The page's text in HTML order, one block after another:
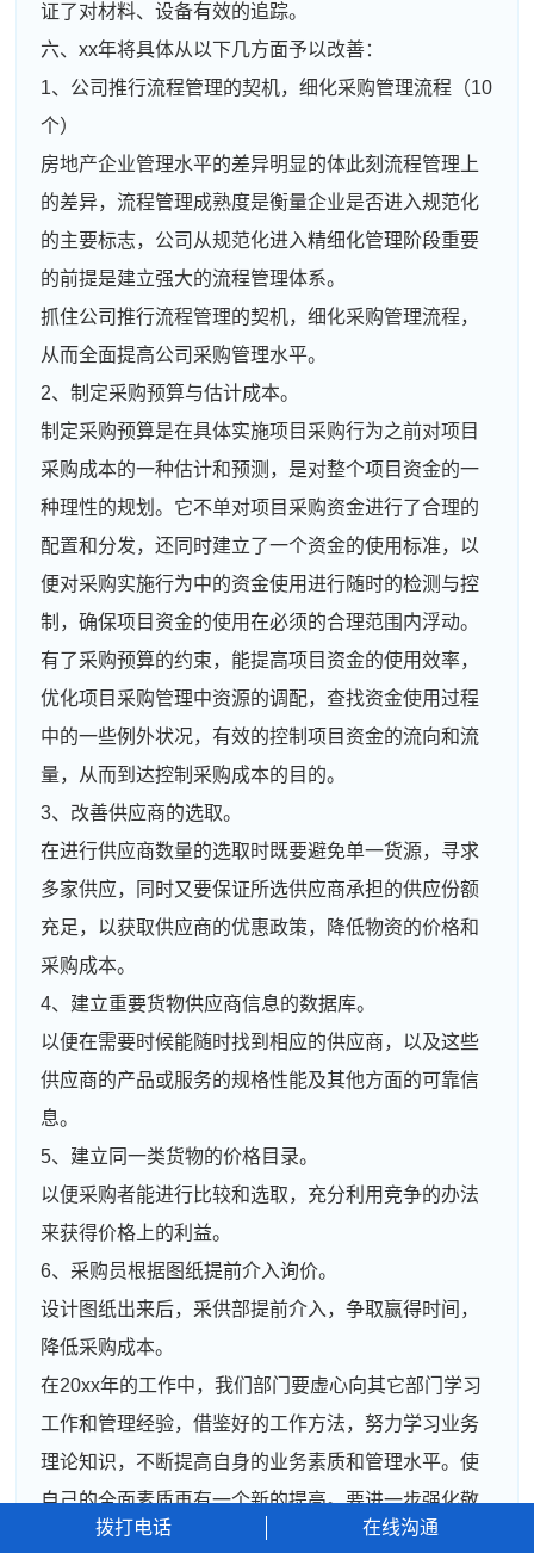
证了对材料、设备有效的追踪。
六、xx年将具体从以下几方面予以改善：
1、公司推行流程管理的契机，细化采购管理流程（10
个）
房地产企业管理水平的差异明显的体此刻流程管理上
的差异，流程管理成熟度是衡量企业是否进入规范化
的主要标志，公司从规范化进入精细化管理阶段重要
的前提是建立强大的流程管理体系。
抓住公司推行流程管理的契机，细化采购管理流程，
从而全面提高公司采购管理水平。
2、制定采购预算与估计成本。
制定采购预算是在具体实施项目采购行为之前对项目
采购成本的一种估计和预测，是对整个项目资金的一
种理性的规划。它不单对项目采购资金进行了合理的
配置和分发，还同时建立了一个资金的使用标准，以
便对采购实施行为中的资金使用进行随时的检测与控
制，确保项目资金的使用在必须的合理范围内浮动。
有了采购预算的约束，能提高项目资金的使用效率，
优化项目采购管理中资源的调配，查找资金使用过程
中的一些例外状况，有效的控制项目资金的流向和流
量，从而到达控制采购成本的目的。
3、改善供应商的选取。
在进行供应商数量的选取时既要避免单一货源，寻求
多家供应，同时又要保证所选供应商承担的供应份额
充足，以获取供应商的优惠政策，降低物资的价格和
采购成本。
4、建立重要货物供应商信息的数据库。
以便在需要时候能随时找到相应的供应商，以及这些
供应商的产品或服务的规格性能及其他方面的可靠信
息。
5、建立同一类货物的价格目录。
以便采购者能进行比较和选取，充分利用竞争的办法
来获得价格上的利益。
6、采购员根据图纸提前介入询价。
设计图纸出来后，采供部提前介入，争取赢得时间，
降低采购成本。
在20xx年的工作中，我们部门要虚心向其它部门学习
工作和管理经验，借鉴好的工作方法，努力学习业务
理论知识，不断提高自身的业务素质和管理水平。使
自己的全面素质再有一个新的提高。要进一步强化敬
业精神，增强职责意识，提高完成工作的标准。同时
拨打电话 在线沟通